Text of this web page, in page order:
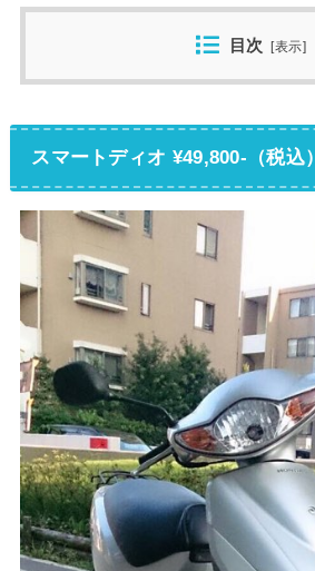
目次 [表示]
スマートディオ ¥49,800-（税込）